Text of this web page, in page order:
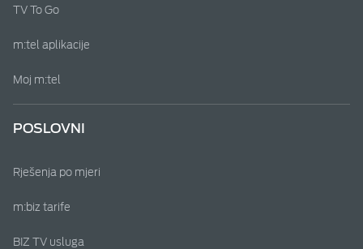
TV To Go
m:tel aplikacije
Moj m:tel
POSLOVNI
Rješenja po mjeri
m:biz tarife
BIZ TV usluga